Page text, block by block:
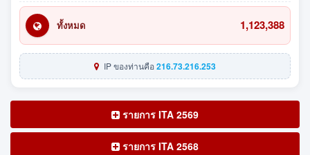
ทั้งหมด 1,123,388
IP ของท่านคือ216.73.216.253
รายการ ITA 2569
รายการ ITA 2568